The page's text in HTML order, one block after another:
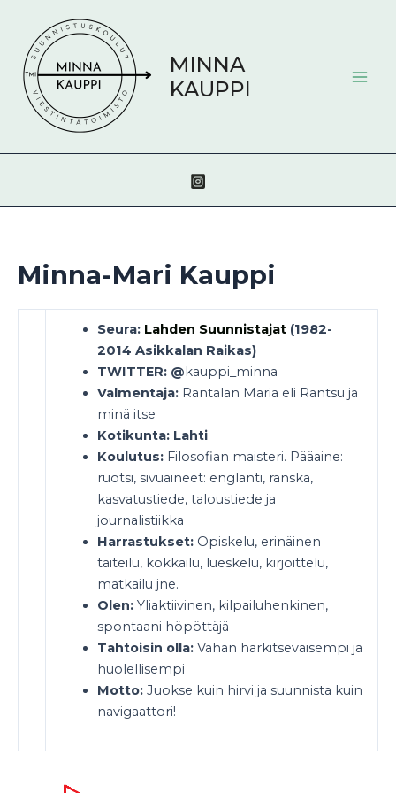
sisältöön
MINNA
KAUPPI
Minna-Mari Kauppi
Seura: Lahden Suunnistajat (1982-
2014 Asikkalan Raikas)
TWITTER: @ kauppi_minna
Valmentaja: Rantalan Maria eli Rantsu ja
minä itse
Kotikunta: Lahti
Koulutus: Filosofian maisteri. Pääaine:
ruotsi, sivuaineet: englanti, ranska,
kasvatustiede, taloustiede ja
journalistiikka
Harrastukset: Opiskelu, erinäinen
taiteilu, kokkailu, lueskelu, kirjoittelu,
matkailu jne.
Olen: Yliaktiivinen, kilpailuhenkinen,
spontaani höpöttäjä
Tahtoisin olla: Vähän harkitsevaisempi ja
huolellisempi
Motto: Juokse kuin hirvi ja suunnista kuin
navigaattori!